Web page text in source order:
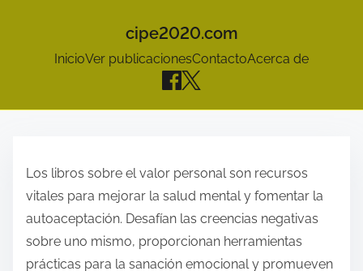
cipe2020.com
InicioVer publicacionesContactoAcerca de
Los libros sobre el valor personal son recursos
vitales para mejorar la salud mental y fomentar la
autoaceptación. Desafían las creencias negativas
sobre uno mismo, proporcionan herramientas
prácticas para la sanación emocional y promueven